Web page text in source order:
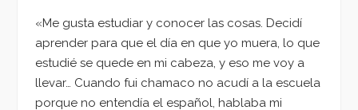
«Me gusta estudiar y conocer las cosas. Decidí
aprender para que el día en que yo muera, lo que
estudié se quede en mi cabeza, y eso me voy a
llevar… Cuando fui chamaco no acudí a la escuela
porque no entendía el español, hablaba mi